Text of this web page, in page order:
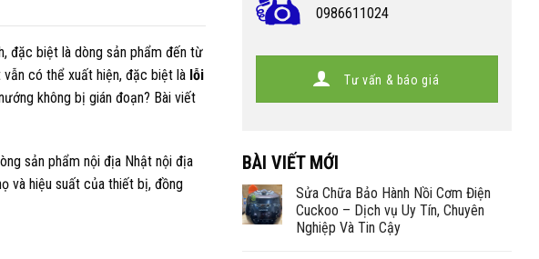
đặc biệt là dòng sản phẩm đến từ
có thể xuất hiện, đặc biệt là lỗi
không bị gián đoạn? Bài viết
sản phẩm nội địa Nhật nội địa
và hiệu suất của thiết bị, đồng
0986611024
Tư vấn & báo giá
BÀI VIẾT MỚI
Sửa Chữa Bảo Hành Nồi Cơm Điện
Cuckoo – Dịch vụ Uy Tín, Chuyên
Nghiệp Và Tin Cậy